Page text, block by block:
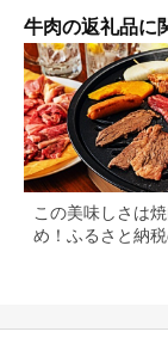
牛肉の返礼品に
この美味しさは
め！ふるさと納税